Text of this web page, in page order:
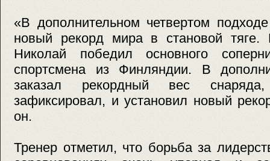
«В дополнительном четвертом
новый рекорд мира в становой тяге.
Николай победил основного
спортсмена из Финляндии. В
заказал рекордный вес
зафиксировал, и установил новый
он.
Тренер отметил, что борьба за